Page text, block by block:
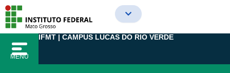
para
conteúdo
MENU
IFMT | CAMPUS LUCAS DO RIO VERDE